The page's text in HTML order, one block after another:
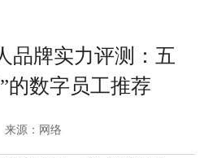
品牌实力评测：五
的数字员工推荐
源：网络